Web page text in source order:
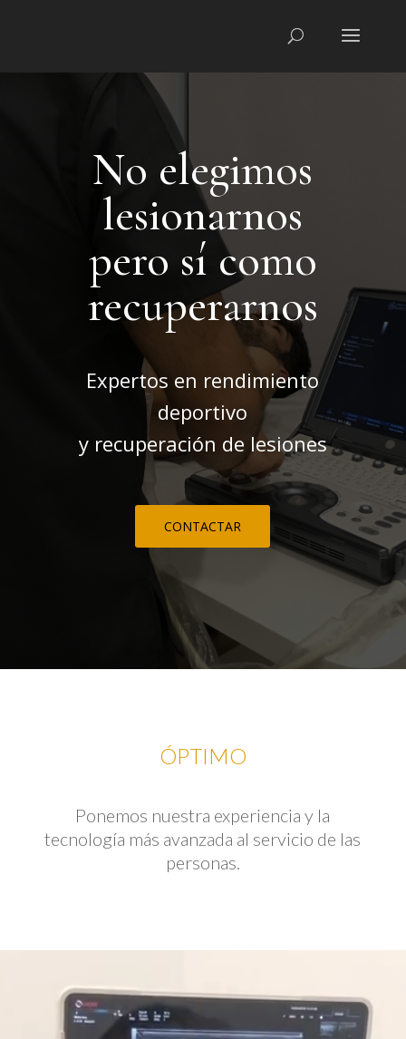
No elegimos
lesionarnos
pero sí como
recuperarnos
Expertos en rendimiento
deportivo
y recuperación de lesiones
CONTACTAR
ÓPTIMO
Ponemos nuestra experiencia y la
tecnología más avanzada al servicio de las
personas.